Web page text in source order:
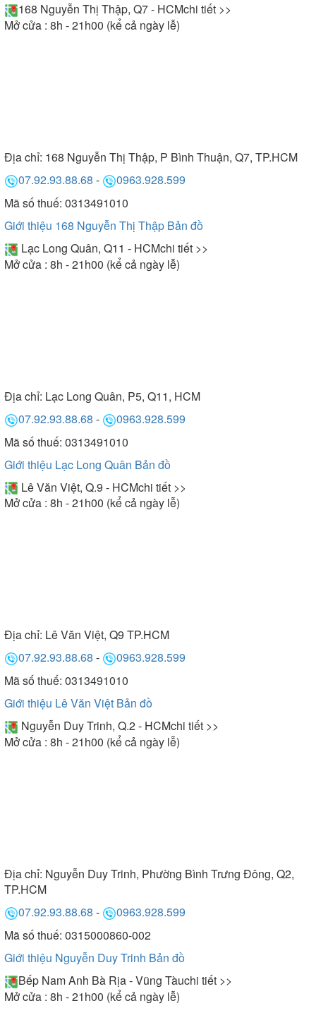
168 Nguyễn Thị Thập, Q7 - HCMchi tiết >>
Mở cửa : 8h - 21h00 (kể cả ngày lễ)
Địa chỉ: 168 Nguyễn Thị Thập, P Bình Thuận, Q7, TP.HCM
07.92.93.88.68 -
0963.928.599
Mã số thuế: 0313491010
Giới thiệu 168 Nguyễn Thị Thập Bản đồ
Lạc Long Quân, Q11 - HCMchi tiết >>
Mở cửa : 8h - 21h00 (kể cả ngày lễ)
Địa chỉ: Lạc Long Quân, P5, Q11, HCM
07.92.93.88.68 -
0963.928.599
Mã số thuế: 0313491010
Giới thiệu Lạc Long Quân Bản đồ
Lê Văn Việt, Q.9 - HCMchi tiết >>
Mở cửa : 8h - 21h00 (kể cả ngày lễ)
Địa chỉ: Lê Văn Việt, Q9 TP.HCM
07.92.93.88.68 -
0963.928.599
Mã số thuế: 0313491010
Giới thiệu Lê Văn Việt Bản đồ
Nguyễn Duy Trinh, Q.2 - HCMchi tiết >>
Mở cửa : 8h - 21h00 (kể cả ngày lễ)
Địa chỉ: Nguyễn Duy Trinh, Phường Bình Trưng Đông, Q2,
TP.HCM
07.92.93.88.68 -
0963.928.599
Mã số thuế: 0315000860-002
Giới thiệu Nguyễn Duy Trinh Bản đồ
Bếp Nam Anh Bà Rịa - Vũng Tàuchi tiết >>
Mở cửa : 8h - 21h00 (kể cả ngày lễ)